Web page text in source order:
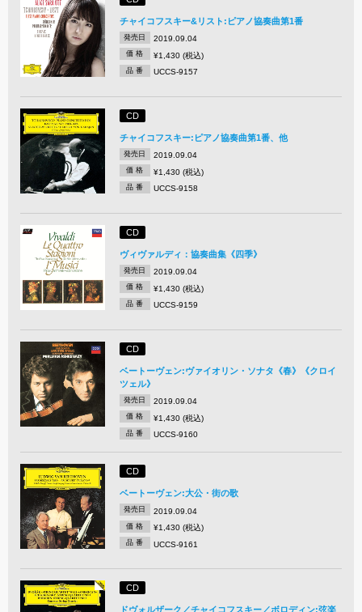
チャイコフスキー&リスト:ピアノ協奏曲第1番
発売日 2019.09.04
価 格 ¥1,430 (税込)
品 番 UCCS-9157
CD
チャイコフスキー:ピアノ協奏曲第1番、他
発売日 2019.09.04
価 格 ¥1,430 (税込)
品 番 UCCS-9158
CD
ヴィヴァルディ：協奏曲集《四季》
発売日 2019.09.04
価 格 ¥1,430 (税込)
品 番 UCCS-9159
CD
ベートーヴェン:ヴァイオリン・ソナタ《春》《クロイ
ツェル》
発売日 2019.09.04
価 格 ¥1,430 (税込)
品 番 UCCS-9160
CD
ベートーヴェン:大公・街の歌
発売日 2019.09.04
価 格 ¥1,430 (税込)
品 番 UCCS-9161
CD
ドヴォルザーク／チャイコフスキー／ボロディン:弦楽